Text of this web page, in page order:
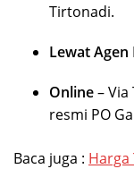
Tirtonadi.
Lewat Agen
Online–
resmi PO
Baca juga : Harga